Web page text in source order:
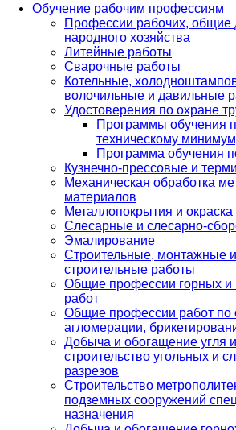
Обучение рабочим профессиям
Профессии рабочих, общие
народного хозяйства
Литейные работы
Сварочные работы
Котельные,
волочильные и давильные
Удостоверения по охране
Программы обучения
техническому
Программа обучения
Кузнечно-прессовые и
Механическая обработка
материалов
Металлопокрытия и окраска
Слесарные и слесарно-
Эмалирование
Строительные, монтажные
строительные работы
Общие профессии горных и
работ
Общие профессии работ по
агломерации,
Добыча и обогащение угля
строительство угольных и
разрезов
Строительство
подземных сооружений
назначения